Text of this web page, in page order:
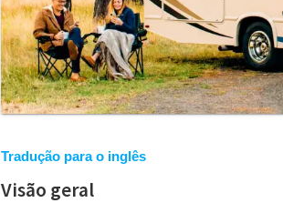
Tradução para o inglês
Visão geral